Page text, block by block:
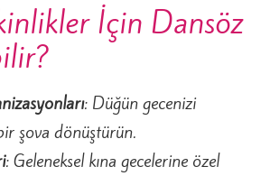
İçin Dansöz
: Düğün gecenizi
şova dönüştürün.
: Geleneksel kına gecelerine özel